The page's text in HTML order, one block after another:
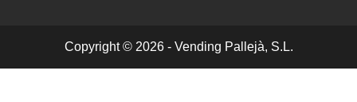
Copyright © 2026 - Vending Pallejà, S.L.